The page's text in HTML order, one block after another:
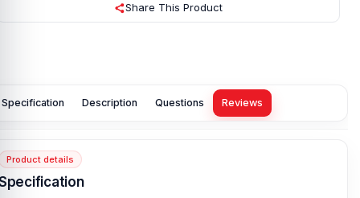
Share This Product
Specification Description Questions Reviews
Product details